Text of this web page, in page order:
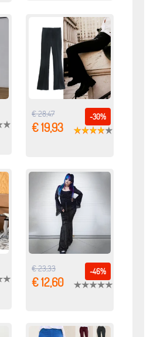
-30%
€ 28,47
€ 19,93
-46%
€ 23,33
€ 12,60